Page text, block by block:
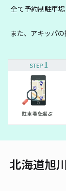
全て予約制駐車
また、アキッパ
北海道旭